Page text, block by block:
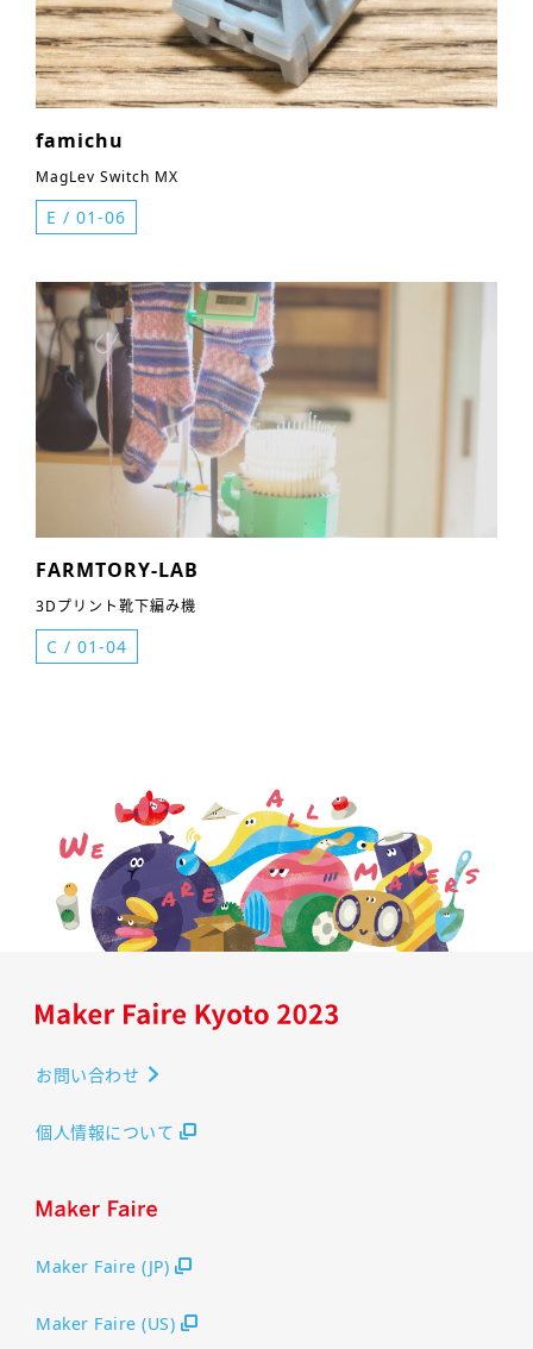
famichu
MagLev Switch MX
E / 01-06
FARMTORY-LAB
3Dプリント靴下編み機
C / 01-04
お問い合わせ
個人情報について
Maker Faire (JP)
Maker Faire (US)